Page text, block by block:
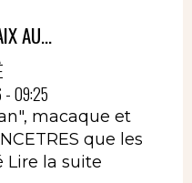
AU...
09:25
macaque et
que les
Lire la suite